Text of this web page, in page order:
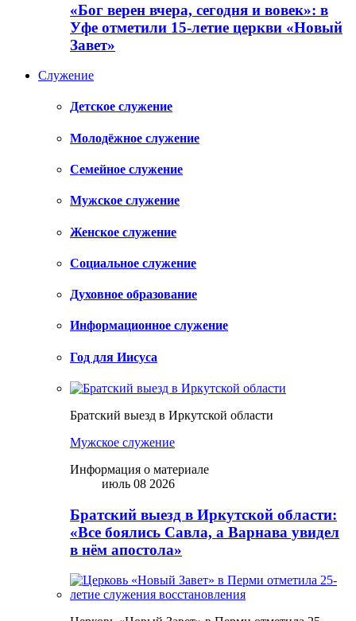
«Бог верен вчера, сегодня и вовек»: в
Уфе отметили 15-летие церкви «Новый
Завет»
Служение
Детское служение
Молодёжное служение
Семейное служение
Мужское служение
Женское служение
Социальное служение
Духовное образование
Информационное служение
Год для Иисуса
Братский выезд в Иркутской области
Мужское служение
Информация о материале
июль 08 2026
Братский выезд в Иркутской области:
«Все боялись Савла, а Варнава увидел
в нём апостола»